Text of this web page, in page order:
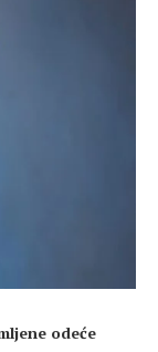
odeće